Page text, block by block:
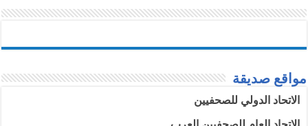
مواقع صديقة
الاتحاد الدولي للصحفيين